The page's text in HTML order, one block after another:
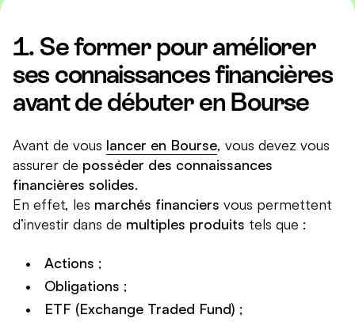
1. Se former pour améliorer
ses connaissances financières
avant de débuter en Bourse
Avant de vous lancer en Bourse, vous devez vous
assurer de posséder des connaissances
financières solides.
En effet, les marchés financiers vous permettent
d’investir dans de multiples produits tels que :
Actions ;
Obligations ;
ETF (Exchange Traded Fund) ;